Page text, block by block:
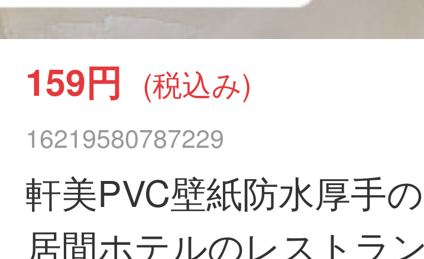
159円 (税込み)
16219580787229
軒美PVC壁紙防水厚手
居間ホテルのレストラ